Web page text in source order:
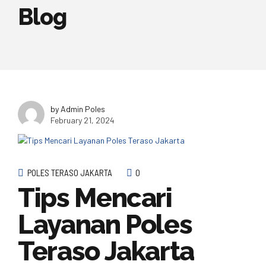
Blog
by Admin Poles
February 21, 2024
POLES TERASO JAKARTA 0
Tips Mencari
Layanan Poles
Teraso Jakarta